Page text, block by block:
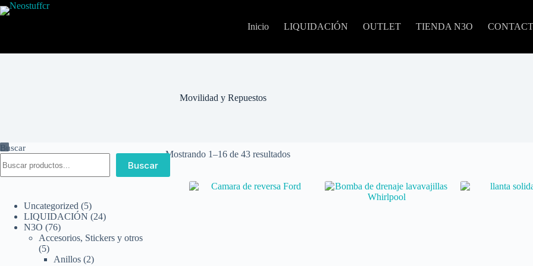
Inicio LIQUIDACIÓN OUTLET TIENDA N3O
Movilidad y Repuestos
Mostrando 1–16 de 43 resultados
Buscar
Buscar
Uncategorized
5
LIQUIDACIÓN
24
N3O
76
Accesorios, Stickers y otros
5
Anillos 2